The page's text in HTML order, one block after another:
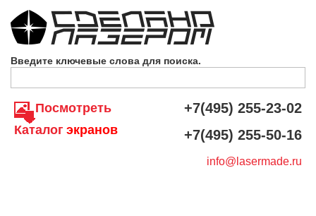
Введите ключевые слова для поиска.
Посмотреть
Каталог экранов
+7(495) 255-23-02
+7(495) 255-50-16
info@lasermade.ru